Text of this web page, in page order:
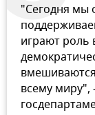
"Сегодня мы
играют роль
всему миру",